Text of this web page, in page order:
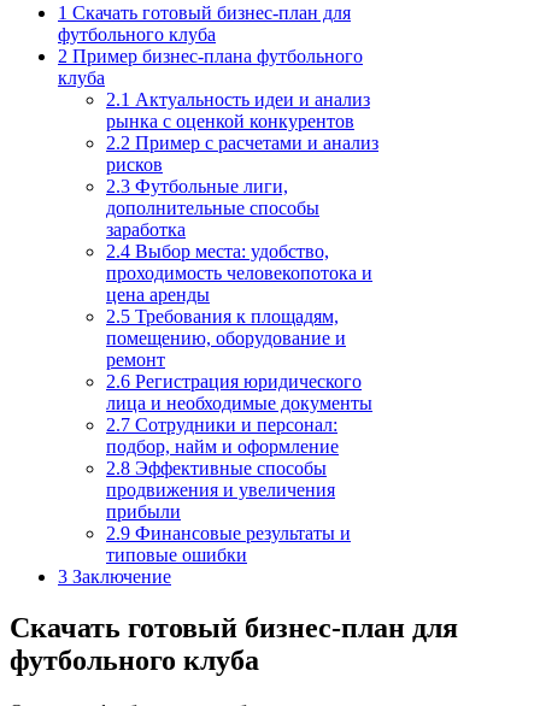
1 Скачать готовый бизнес-план для
футбольного клуба
2 Пример бизнес-плана футбольного
клуба
2.1 Актуальность идеи и анализ
рынка с оценкой конкурентов
2.2 Пример с расчетами и анализ
рисков
2.3 Футбольные лиги,
дополнительные способы
заработка
2.4 Выбор места: удобство,
проходимость человекопотока и
цена аренды
2.5 Требования к площадям,
помещению, оборудование и
ремонт
2.6 Регистрация юридического
лица и необходимые документы
2.7 Сотрудники и персонал:
подбор, найм и оформление
2.8 Эффективные способы
продвижения и увеличения
прибыли
2.9 Финансовые результаты и
типовые ошибки
3 Заключение
Скачать готовый бизнес-план для
футбольного клуба